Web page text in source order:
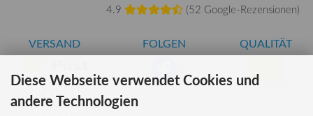
4.9
(52 Google-Rezensionen)
VERSAND FOLGEN QUALITÄT
AT-BIO-401
Diese Webseite verwendet Cookies und
andere Technologien